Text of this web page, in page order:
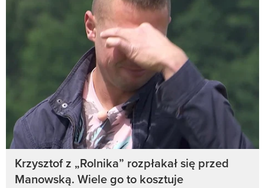
Krzysztof z „Rolnika” rozpłakał się przed
Manowską. Wiele go to kosztuje